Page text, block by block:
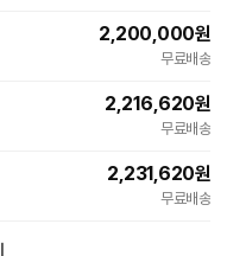
2,200,000원
무료배송
2,216,620원
무료배송
2,231,620원
무료배송